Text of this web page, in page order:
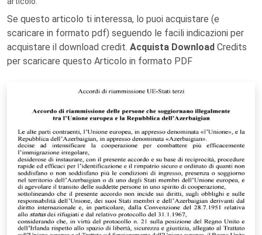
Se questo articolo ti interessa, lo puoi acquistare (e
scaricare in formato pdf) seguendo le facili indicazioni per
acquistare il download credit. Acquista Download Credits
per scaricare questo Articolo in formato PDF